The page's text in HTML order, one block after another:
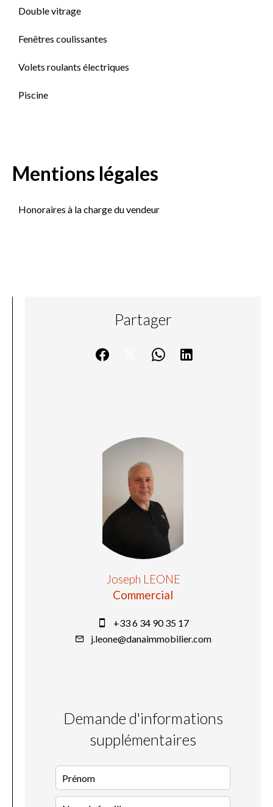
Double vitrage
Fenêtres coulissantes
Volets roulants électriques
Piscine
Mentions légales
Honoraires à la charge du vendeur
Partager
Joseph LEONE
Commercial
+33 6 34 90 35 17
j.leone@danaimmobilier.com
Demande d'informations
supplémentaires